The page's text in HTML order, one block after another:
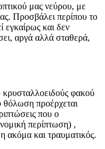
μας νεύρου, με
Προσβάλει περίπου το
εγκαίρως και δεν
αργά αλλά σταθερά,
φακού
θόλωση προέρχεται
που ο
περίπτωση) ,
ακόμα και τραυματικός.